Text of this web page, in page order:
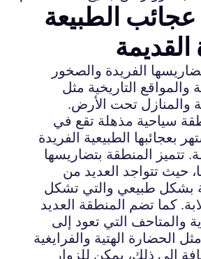
عجائب الطبيعة
الفريدة والصخور
والمواقع التاريخية مثل
والمنازل تحت الأرض.
سياحية مذهلة تقع في
بعجائبها الطبيعية الفريدة
تتميز المنطقة بتضاريسها
حيث تتواجد العديد من
بشكل طبيعي والتي تشكل
كما تضم المنطقة العديد
والمتاحف التي تعود إلى
الحضارة الهتية والفرايغية
إلى ذلك، يمكن للزوار